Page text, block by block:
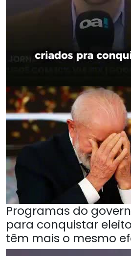
Programas do
para conquistar
têm mais o mesmo